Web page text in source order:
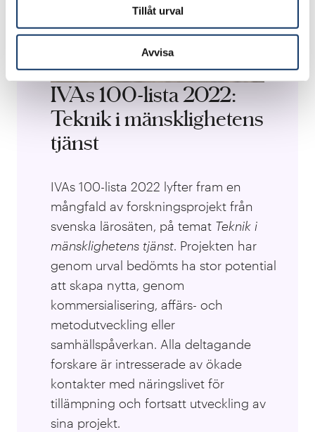
Tillåt urval
Avvisa
IVAs 100-lista 2022:
Teknik i mänsklighetens
tjänst
IVAs 100-lista 2022 lyfter fram en
mångfald av forskningsprojekt från
svenska lärosäten, på temat Teknik i
mänsklighetens tjänst. Projekten har
genom urval bedömts ha stor potential
att skapa nytta, genom
kommersialisering, affärs- och
metodutveckling eller
samhällspåverkan. Alla deltagande
forskare är intresserade av ökade
kontakter med näringslivet för
tillämpning och fortsatt utveckling av
sina projekt.